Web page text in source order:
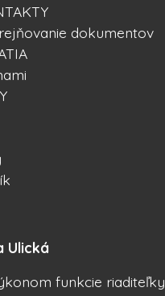
dokumentov
Ulická
funkcie riaditeľky